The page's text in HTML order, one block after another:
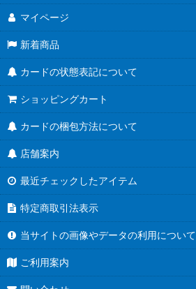
マイページ
新着商品
カードの状態表記について
ショッピングカート
カードの梱包方法について
店舗案内
最近チェックしたアイテム
特定商取引法表示
当サイトの画像やデータの利用について
ご利用案内